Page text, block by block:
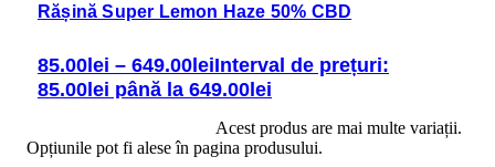
Rășină Super Lemon Haze 50% CBD
85.00 lei – 649.00 leiInterval de prețuri:
85.00lei până la 649.00lei
Acest produs are mai multe variații.
Opțiunile pot fi alese în pagina produsului.